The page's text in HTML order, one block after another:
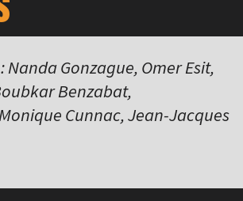
Nanda Gonzague, Omer Esit,
Benzabat,
Cunnac, Jean-Jacques